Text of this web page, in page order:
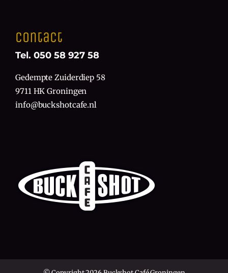
Contact
Tel. 050 58 927 58
Gedempte Zuiderdiep 58
9711 HK Groningen
info@buckshotcafe.nl